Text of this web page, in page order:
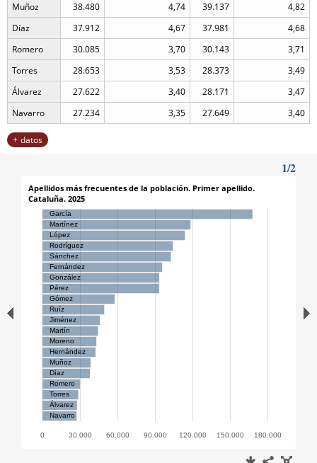
Muñoz
38.480 4,74 39.137
4,82
Díaz
37.912 4,67 37.981
4,68
Romero
30.085 3,70 30.143
3,71
Torres
28.653 3,53 28.373
3,49
Álvarez
27.622 3,40 28.171
3,47
Navarro
27.234 3,35 27.649 3,40
datos